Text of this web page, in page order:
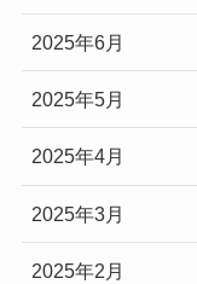
2025年6月
2025年5月
2025年4月
2025年3月
2025年2月